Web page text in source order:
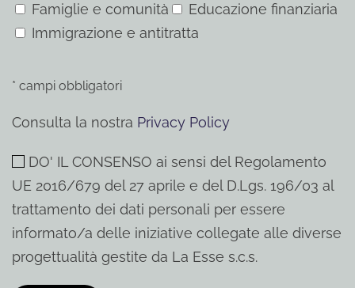
Famiglie e comunità
Educazione finanziaria
Immigrazione e antitratta
* campi obbligatori
Consulta la nostra Privacy Policy
DO' IL CONSENSO ai sensi del Regolamento
UE 2016/679 del 27 aprile e del D.Lgs. 196/03 al
trattamento dei dati personali per essere
informato/a delle iniziative collegate alle diverse
progettualità gestite da La Esse s.c.s.